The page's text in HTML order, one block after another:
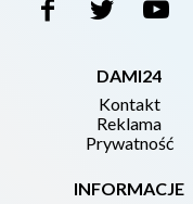
DAMI24
Kontakt
Reklama
Prywatność
INFORMACJE